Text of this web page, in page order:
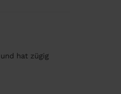
hat zügig